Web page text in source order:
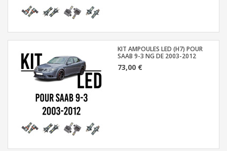
KIT AMPOULES LED (H7) POUR
SAAB 9-3 NG DE 2003-2012
73,00 €